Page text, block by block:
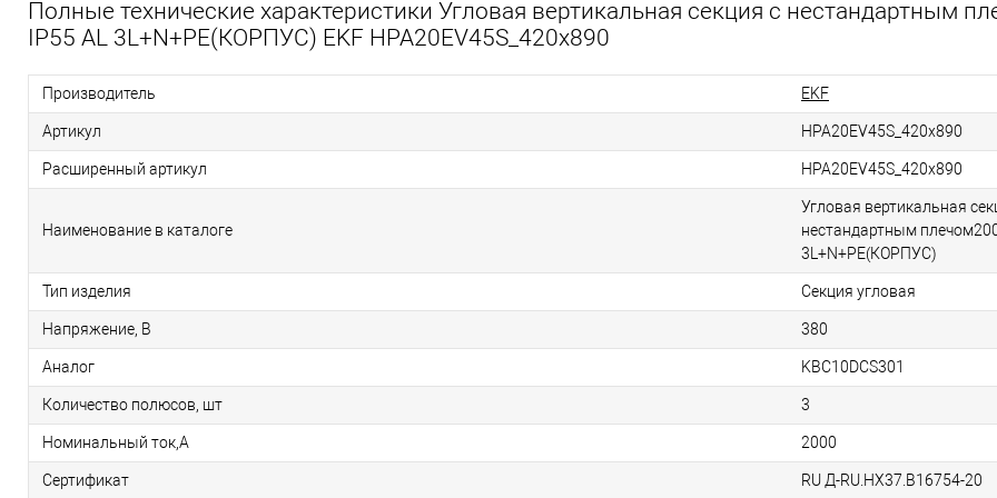
Полные технические характеристики Угловая вертикальная секция c нестандартным
IP55 AL 3L+N+PE(КОРПУС) EKF HPA20EV45S_420x890
Производитель EKF
Артикул HPA20EV45S_420x890
Расширенный артикул HPA20EV45S_420x890
Наименование в каталоге
Угловая вертикальная
нестандартным
3L+N+PE(КОРПУС)
Тип изделия Секция угловая
Напряжение, В 380
Аналог KBC10DCS301
Количество полюсов, шт 3
Номинальный ток,А 2000
Сертификат RU Д-RU.НХ37.B16754-20